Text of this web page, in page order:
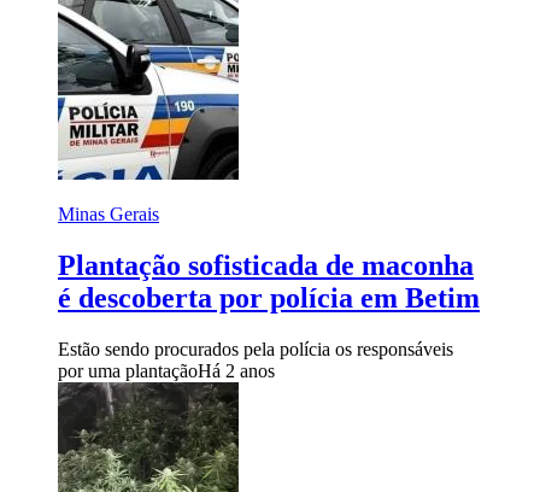
Minas Gerais
Plantação sofisticada de maconha
é descoberta por polícia em Betim
Estão sendo procurados pela polícia os responsáveis
por uma plantaçãoHá 2 anos